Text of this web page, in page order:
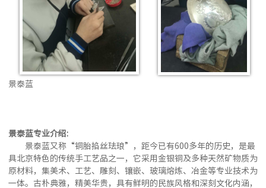
景泰蓝
景泰蓝专业介绍:
景泰蓝又称“铜胎掐丝珐琅”，距今已有600多年的历史，是最
具北京特色的传统手工艺品之一，它采用金银铜及多种天然矿物质为
原材料，集美术、工艺、雕刻、镶嵌、玻璃熔炼、冶金等专业技术为
一体。古朴典雅，精美华贵，具有鲜明的民族风格和深刻文化内涵，